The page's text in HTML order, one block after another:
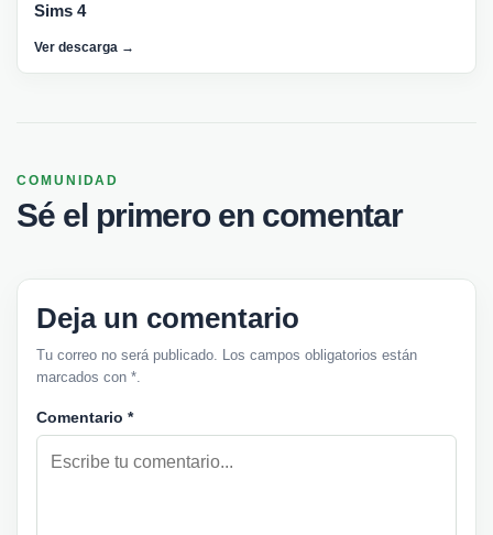
Sims 4
Ver descarga →
COMUNIDAD
Sé el primero en comentar
Deja un comentario
Tu correo no será publicado. Los campos obligatorios están
marcados con *.
Comentario *